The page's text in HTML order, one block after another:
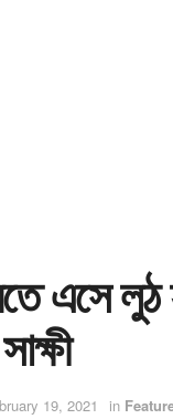
এসে
19, 2021 in